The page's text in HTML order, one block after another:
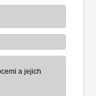
a jejich